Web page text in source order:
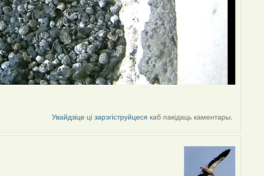
Увайдзіце цізарэгіструйцеся каб пакідаць каментары.